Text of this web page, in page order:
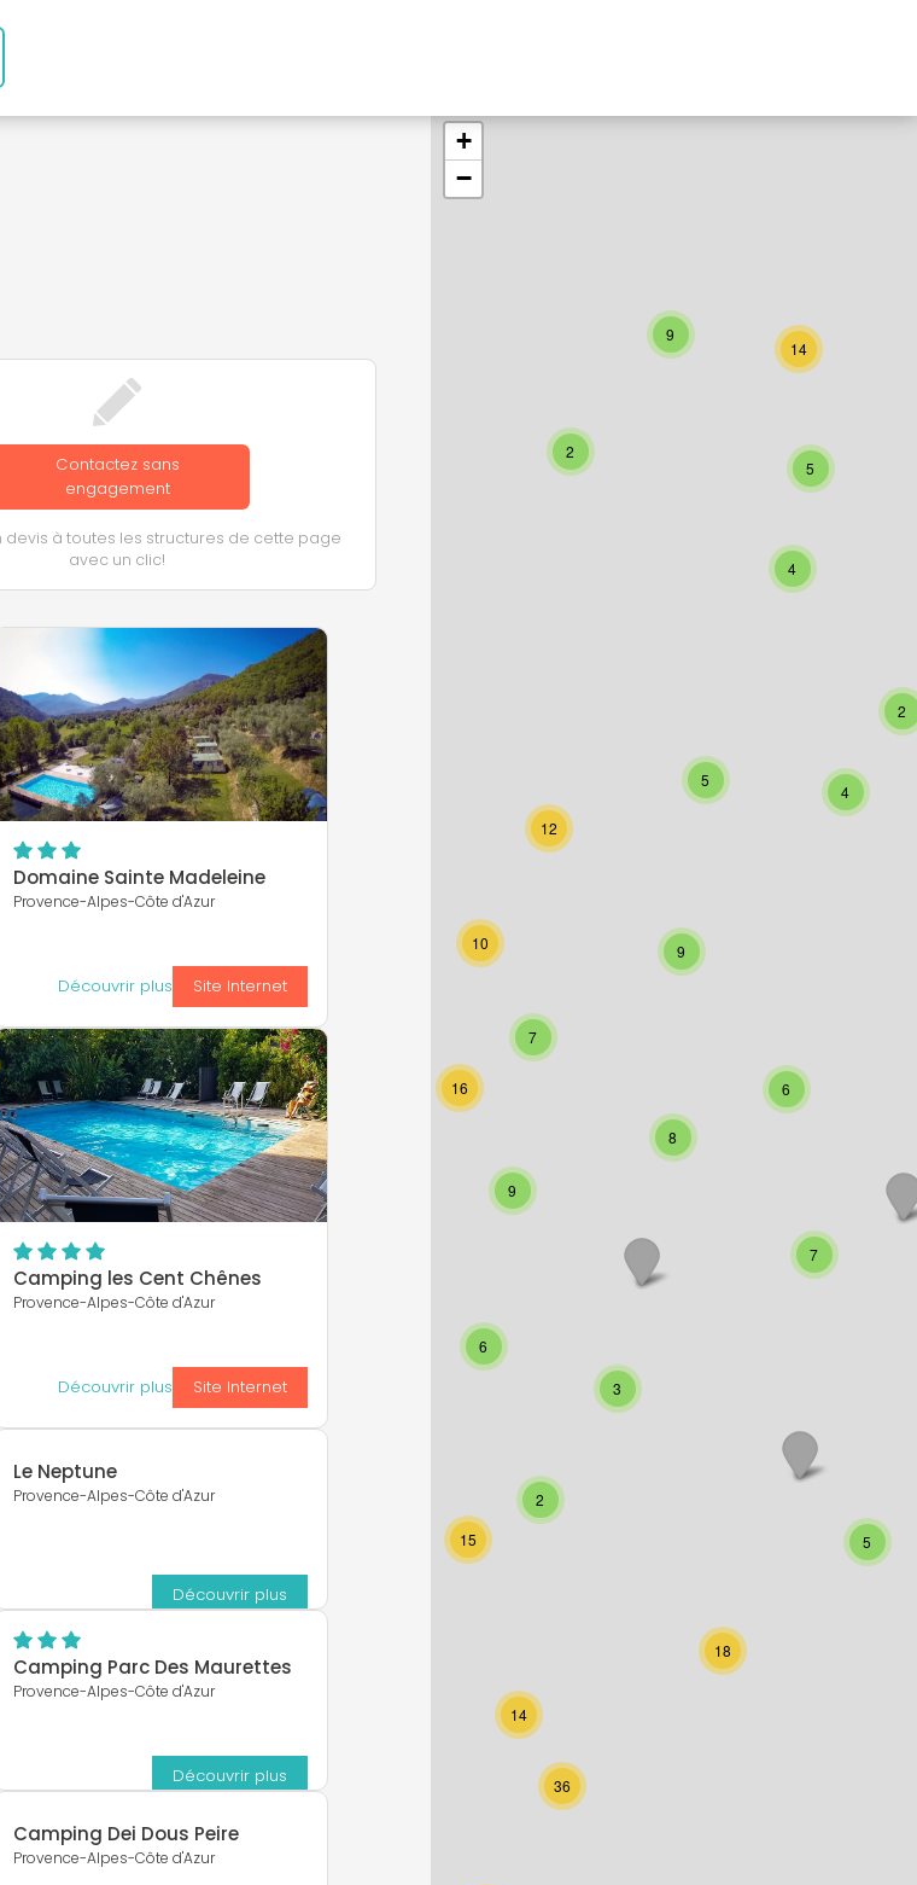
4
4
2
5
7
6
9
14
5
8
9
6
7
16
12
9
10
36
14
2
18
15
3
5
2
+
−
Contactez sans
engagement
devis à toutes les structures de cette page
avec un clic!
Domaine Sainte Madeleine
Provence-Alpes-Côte d'Azur
Découvrir plus Site Internet
Camping les Cent Chênes
Provence-Alpes-Côte d'Azur
Découvrir plus Site Internet
Le Neptune
Provence-Alpes-Côte d'Azur
Découvrir plus
Camping Parc Des Maurettes
Provence-Alpes-Côte d'Azur
Découvrir plus
Camping Dei Dous Peire
Provence-Alpes-Côte d'Azur